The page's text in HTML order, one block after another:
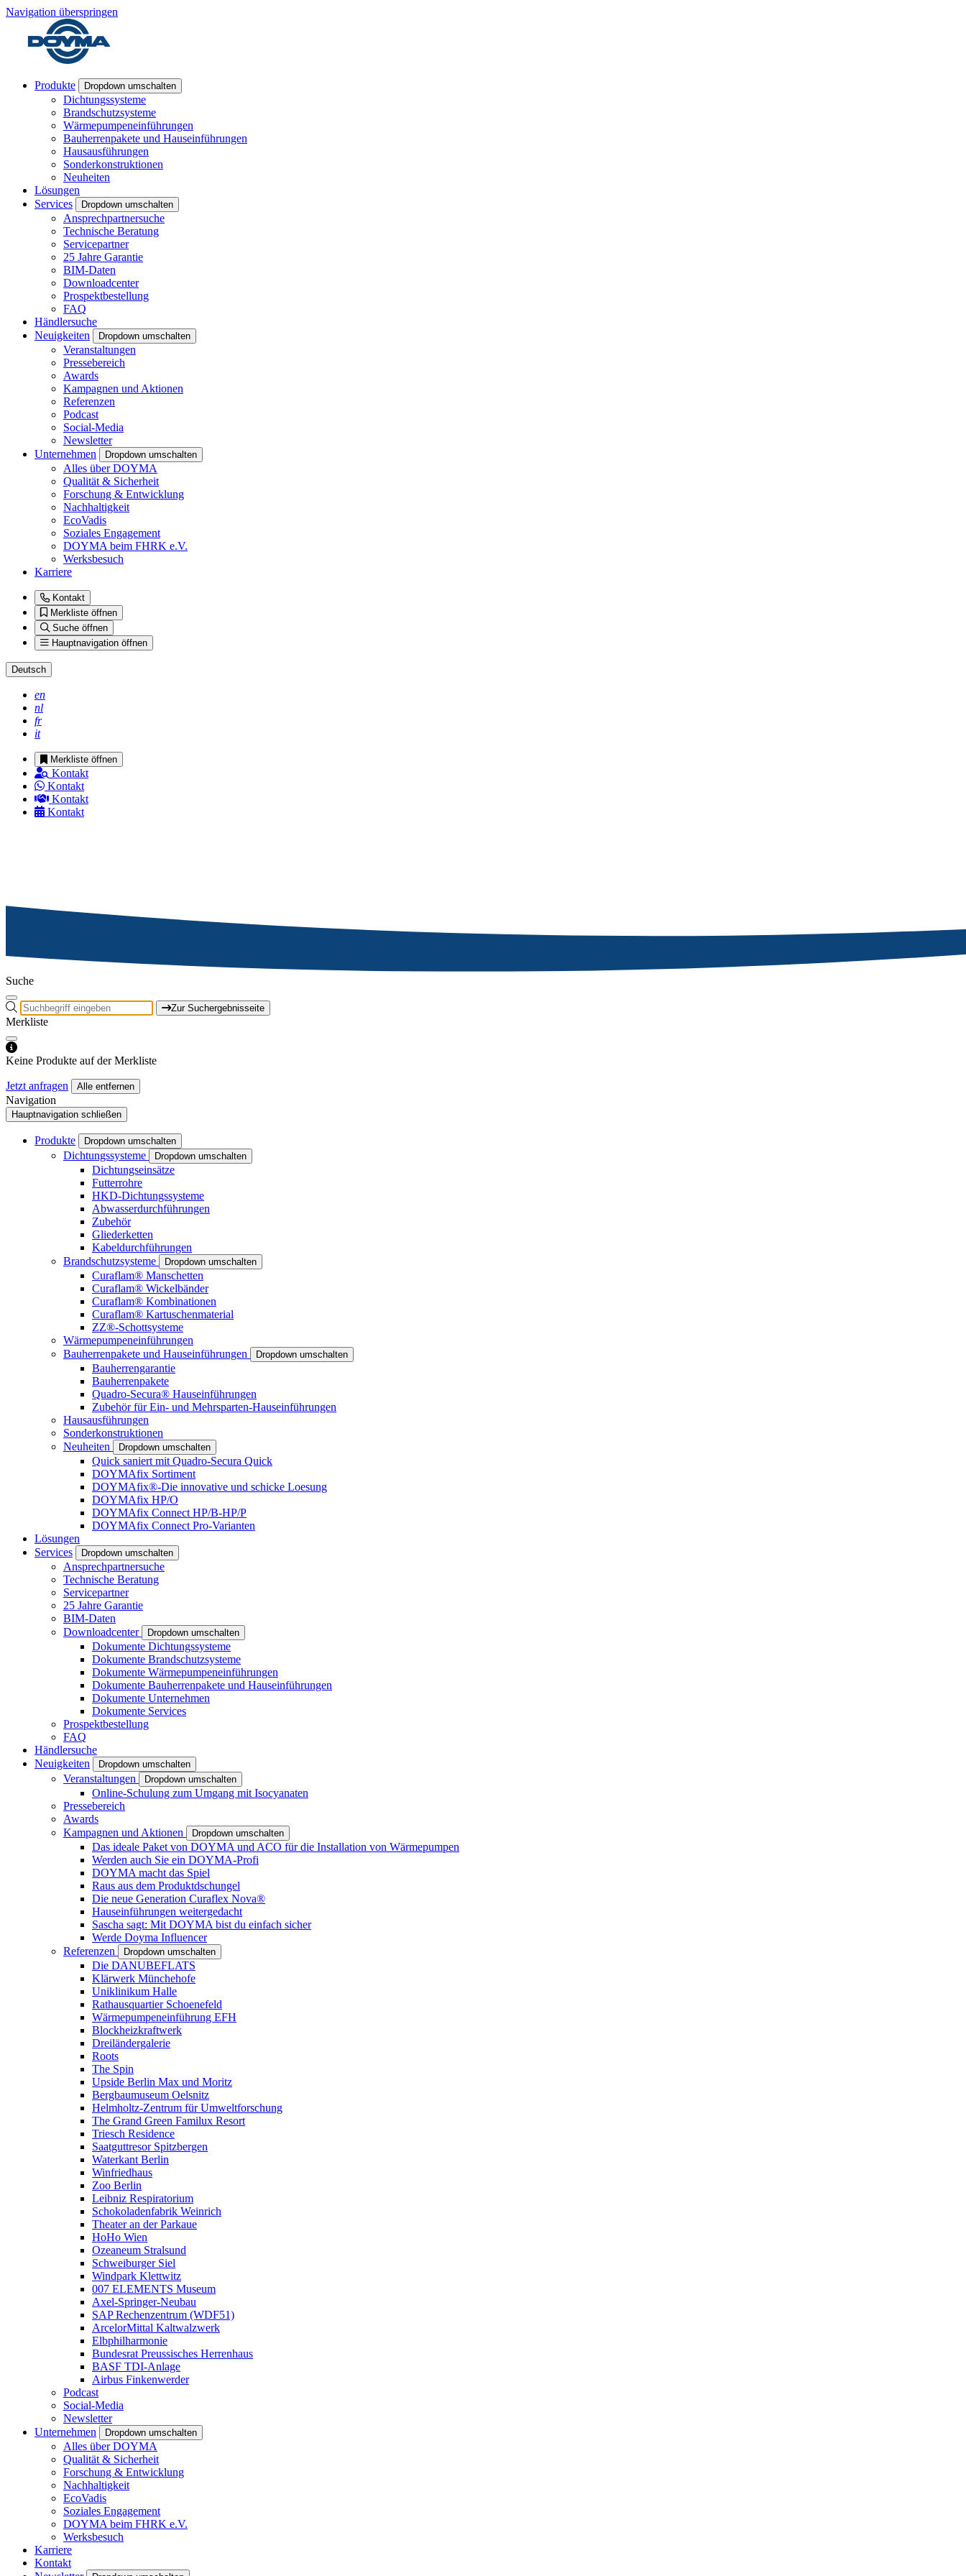
Navigation überspringen
Produkte Dropdown umschalten
Dichtungssysteme
Brandschutzsysteme
Wärmepumpeneinführungen
Bauherrenpakete und Hauseinführungen
Hausausführungen
Sonderkonstruktionen
Neuheiten
Lösungen
Services
Dropdown umschalten
Ansprechpartnersuche
Technische Beratung
Servicepartner
25 Jahre Garantie
BIM-Daten
Downloadcenter
Prospektbestellung
FAQ
Händlersuche
Neuigkeiten
Dropdown umschalten
Veranstaltungen
Pressebereich
Awards
Kampagnen und Aktionen
Referenzen
Podcast
Social-Media
Newsletter
Unternehmen
Dropdown umschalten
Alles über DOYMA
Qualität & Sicherheit
Forschung & Entwicklung
Nachhaltigkeit
EcoVadis
Soziales Engagement
DOYMA beim FHRK e.V.
Werksbesuch
Karriere
Kontakt
Merkliste öffnen
Suche öffnen
Hauptnavigation öffnen
Deutsch
en
nl
fr
it
Merkliste öffnen
Kontakt
Kontakt
Kontakt
Kontakt
Suche
Zur Suchergebnisseite
Merkliste
Keine Produkte auf der Merkliste
Jetzt anfragen Alle entfernen
Navigation
Hauptnavigation schließen
Produkte Dropdown umschalten
Dichtungssysteme Dropdown umschalten
Dichtungseinsätze
Futterrohre
HKD-Dichtungssysteme
Abwasserdurchführungen
Zubehör
Gliederketten
Kabeldurchführungen
Brandschutzsysteme
Dropdown umschalten
Curaflam® Manschetten
Curaflam® Wickelbänder
Curaflam® Kombinationen
Curaflam® Kartuschenmaterial
ZZ®-Schottsysteme
Wärmepumpeneinführungen
Bauherrenpakete und Hauseinführungen
Dropdown umschalten
Bauherrengarantie
Bauherrenpakete
Quadro-Secura® Hauseinführungen
Zubehör für Ein- und Mehrsparten-Hauseinführungen
Hausausführungen
Sonderkonstruktionen
Neuheiten
Dropdown umschalten
Quick saniert mit Quadro-Secura Quick
DOYMAfix Sortiment
DOYMAfix®-Die innovative und schicke Loesung
DOYMAfix HP/O
DOYMAfix Connect HP/B-HP/P
DOYMAfix Connect Pro-Varianten
Lösungen
Services
Dropdown umschalten
Ansprechpartnersuche
Technische Beratung
Servicepartner
25 Jahre Garantie
BIM-Daten
Downloadcenter
Dropdown umschalten
Dokumente Dichtungssysteme
Dokumente Brandschutzsysteme
Dokumente Wärmepumpeneinführungen
Dokumente Bauherrenpakete und Hauseinführungen
Dokumente Unternehmen
Dokumente Services
Prospektbestellung
FAQ
Händlersuche
Neuigkeiten
Dropdown umschalten
Veranstaltungen Dropdown umschalten
Online-Schulung zum Umgang mit Isocyanaten
Pressebereich
Awards
Kampagnen und Aktionen
Dropdown umschalten
Das ideale Paket von DOYMA und ACO für die Installation von Wärmepumpen
Werden auch Sie ein DOYMA-Profi
DOYMA macht das Spiel
Raus aus dem Produktdschungel
Die neue Generation Curaflex Nova®
Hauseinführungen weitergedacht
Sascha sagt: Mit DOYMA bist du einfach sicher
Werde Doyma Influencer
Referenzen
Dropdown umschalten
Die DANUBEFLATS
Klärwerk Münchehofe
Uniklinikum Halle
Rathausquartier Schoenefeld
Wärmepumpeneinführung EFH
Blockheizkraftwerk
Dreiländergalerie
Roots
The Spin
Upside Berlin Max und Moritz
Bergbaumuseum Oelsnitz
Helmholtz-Zentrum für Umweltforschung
The Grand Green Familux Resort
Triesch Residence
Saatguttresor Spitzbergen
Waterkant Berlin
Winfriedhaus
Zoo Berlin
Leibniz Respiratorium
Schokoladenfabrik Weinrich
Theater an der Parkaue
HoHo Wien
Ozeaneum Stralsund
Schweiburger Siel
Windpark Klettwitz
007 ELEMENTS Museum
Axel-Springer-Neubau
SAP Rechenzentrum (WDF51)
ArcelorMittal Kaltwalzwerk
Elbphilharmonie
Bundesrat Preussisches Herrenhaus
BASF TDI-Anlage
Airbus Finkenwerder
Podcast
Social-Media
Newsletter
Unternehmen
Dropdown umschalten
Alles über DOYMA
Qualität & Sicherheit
Forschung & Entwicklung
Nachhaltigkeit
EcoVadis
Soziales Engagement
DOYMA beim FHRK e.V.
Werksbesuch
Karriere
Kontakt